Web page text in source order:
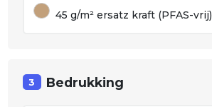
45 g/m² ersatz kraft (PFAS-vrij)
3 Bedrukking